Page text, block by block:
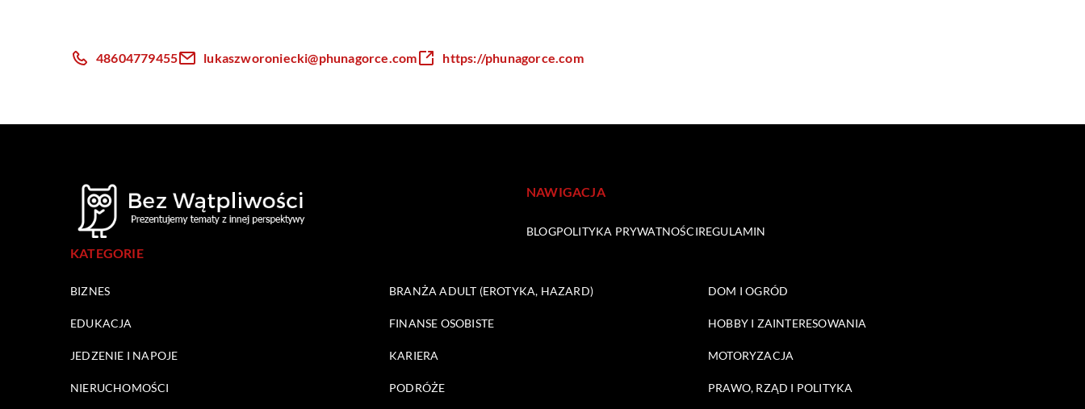
48604779455 lukaszworoniecki@phunagorce.com https://phunagorce.com
NAWIGACJA
BLOGPOLITYKA PRYWATNOŚCIREGULAMIN
KATEGORIE
BIZNES BRANŻA ADULT (EROTYKA, HAZARD) DOM I OGRÓD
EDUKACJA FINANSE OSOBISTE HOBBY I ZAINTERESOWANIA
JEDZENIE I NAPOJE KARIERA MOTORYZACJA
NIERUCHOMOŚCI PODRÓŻE PRAWO, RZĄD I POLITYKA